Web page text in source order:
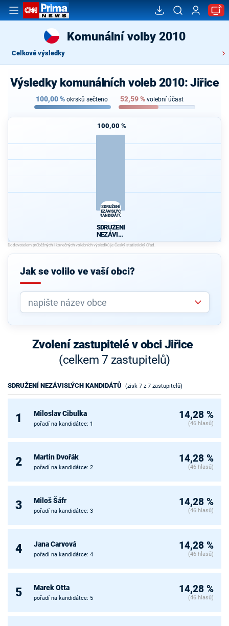
Komunální volby 2010
Celkové výsledky
Výsledky komunálních voleb 2010: Jiřice
100,00% okrsků sečteno 52,59% volební účast
100,00 %
SDRUŽENÍ
NEZÁVISLÝCH
KANDIDÁTŮ
SDRUŽENÍ
NEZÁVISL
ÝCH
KANDIDÁT
Ů
Jak se volilo ve vaší obci?
Zvolení zastupitelé v obci Jiřice
(celkem 7 zastupitelů)
SDRUŽENÍ NEZÁVISLÝCH KANDIDÁTŮ (zisk 7 z 7 zastupitelů)
1 Miloslav Cibulka
pořadí na kandidátce: 1
14,28 %
(46 hlasů)
2 Martin Dvořák
pořadí na kandidátce: 2
14,28 %
(46 hlasů)
3 Miloš Šáfr
pořadí na kandidátce: 3
14,28 %
(46 hlasů)
4 Jana Carvová
pořadí na kandidátce: 4
14,28 %
(46 hlasů)
5 Marek Otta
pořadí na kandidátce: 5
14,28 %
(46 hlasů)